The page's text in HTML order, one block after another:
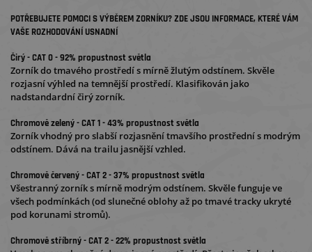
POTŘEBUJETE POMOCI S VÝBĚREM ZORNÍKU? ZDE JSOU INFORMACE, KTERÉ VÁM
VAŠE ROZHODOVÁNÍ USNADNÍ
Čirý - CAT 0 - 92% propustnost světla
Zorník do tmavého prostředí s mírně žlutým odstínem. Skvěle
rozjasní výhled na temnější prostředí. Klasifikován jako
nadstandardní čirý zorník.
Chromově zelený - CAT 1 - 43% propustnost světla
Zorník vhodný pro slabší rozjasnění tmavšího prostřední s modrým
odstínem. Dává na trailu jasnější vzhled.
Chromově červený - CAT 2 - 37% propustnost světla
Všestranný zorník s mírně modrým odstínem. Skvěle funguje ve
všech podmínkách (od slunečné oblohy až po tmavé tracky ukryté
pod korunami stromů).
Chromově stříbrný - CAT 2 - 22% propustnost světla